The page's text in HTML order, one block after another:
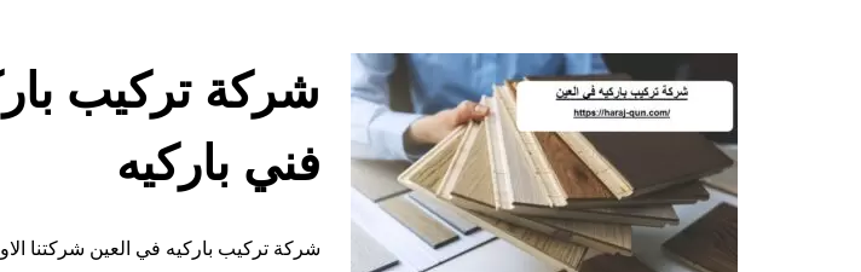
فني باركيه
شركة تركيب باركيه في العين شركتنا